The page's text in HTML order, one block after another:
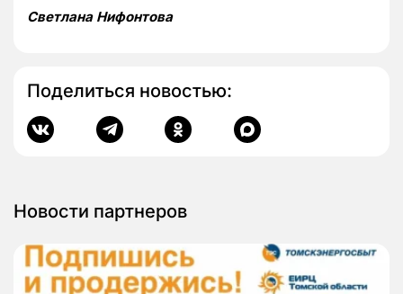
Светлана Нифонтова
Поделиться новостью:
Новости партнеров